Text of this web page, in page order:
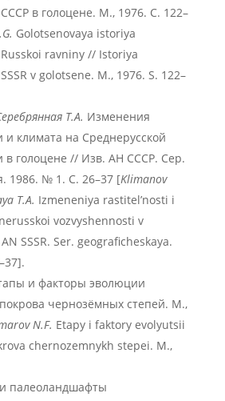
в голоцене. М., 1976. С. 122–
Golotsenovaya istoriya
ravniny // Istoriya
v golotsene. M., 1976. S. 122–
Т.А. Изменения
и климата на Среднерусской
в голоцене // Изв. АН СССР. Сер.
1986. № 1. С. 26–37 [Klimanov
T.A. Izmeneniya rastitel’nosti i
vozvyshennosti v
SSSR. Ser. geograficheskaya.
и факторы эволюции
чернозёмных степей. М.,
N.F. Etapy i faktory evolyutsii
chernozemnykh stepei. M.,
палеоландшафты